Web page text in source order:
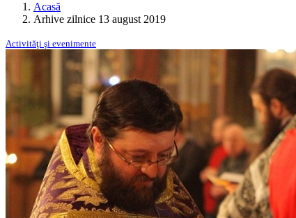
Acasă
Arhive zilnice 13 august 2019
Activităţi şi evenimente